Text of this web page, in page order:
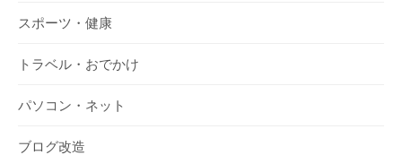
スポーツ・健康
トラベル・おでかけ
パソコン・ネット
ブログ改造